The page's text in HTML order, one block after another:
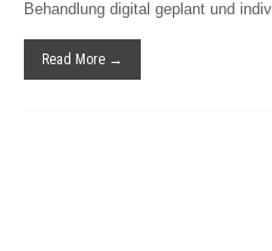
Behandlung digital geplant und
Read More →